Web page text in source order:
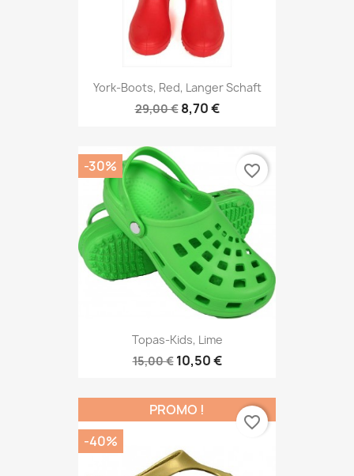
York-Boots, Red, Langer Schaft
29,00 € 8,70 €
Topas-Kids, Lime
15,00 € 10,50 €
-30% favorite_border
PROMO !
-40%
favorite_border